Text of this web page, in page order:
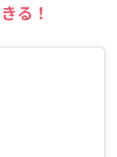
る！